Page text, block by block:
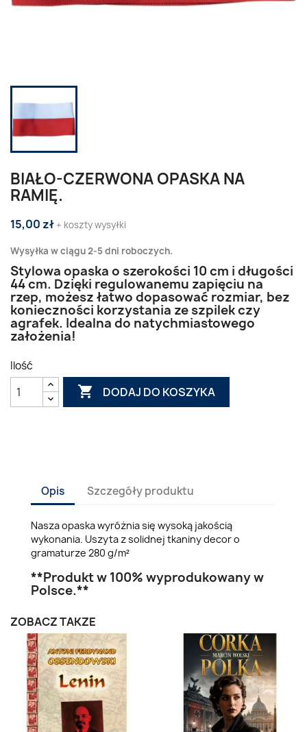
BIAŁO-CZERWONA OPASKA NA
RAMIĘ.
15,00 zł + koszty wysyłki
Wysyłka w ciągu 2-5 dni roboczych.
Stylowa opaska o szerokości 10 cm i długości
44 cm. Dzięki regulowanemu zapięciu na
rzep, możesz łatwo dopasować rozmiar, bez
konieczności korzystania ze szpilek czy
agrafek. Idealna do natychmiastowego
założenia!
Ilość
 DODAJ DO KOSZYKA
Opis Szczegóły produktu
Nasza opaska wyróżnia się wysoką jakością
wykonania. Uszyta z solidnej tkaniny decor o
gramaturze 280 g/m²
**Produkt w 100% wyprodukowany w
Polsce.**
ZOBACZ TAKŻE